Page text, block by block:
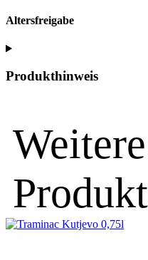
Altersfreigabe
Produkthinweis
Weitere